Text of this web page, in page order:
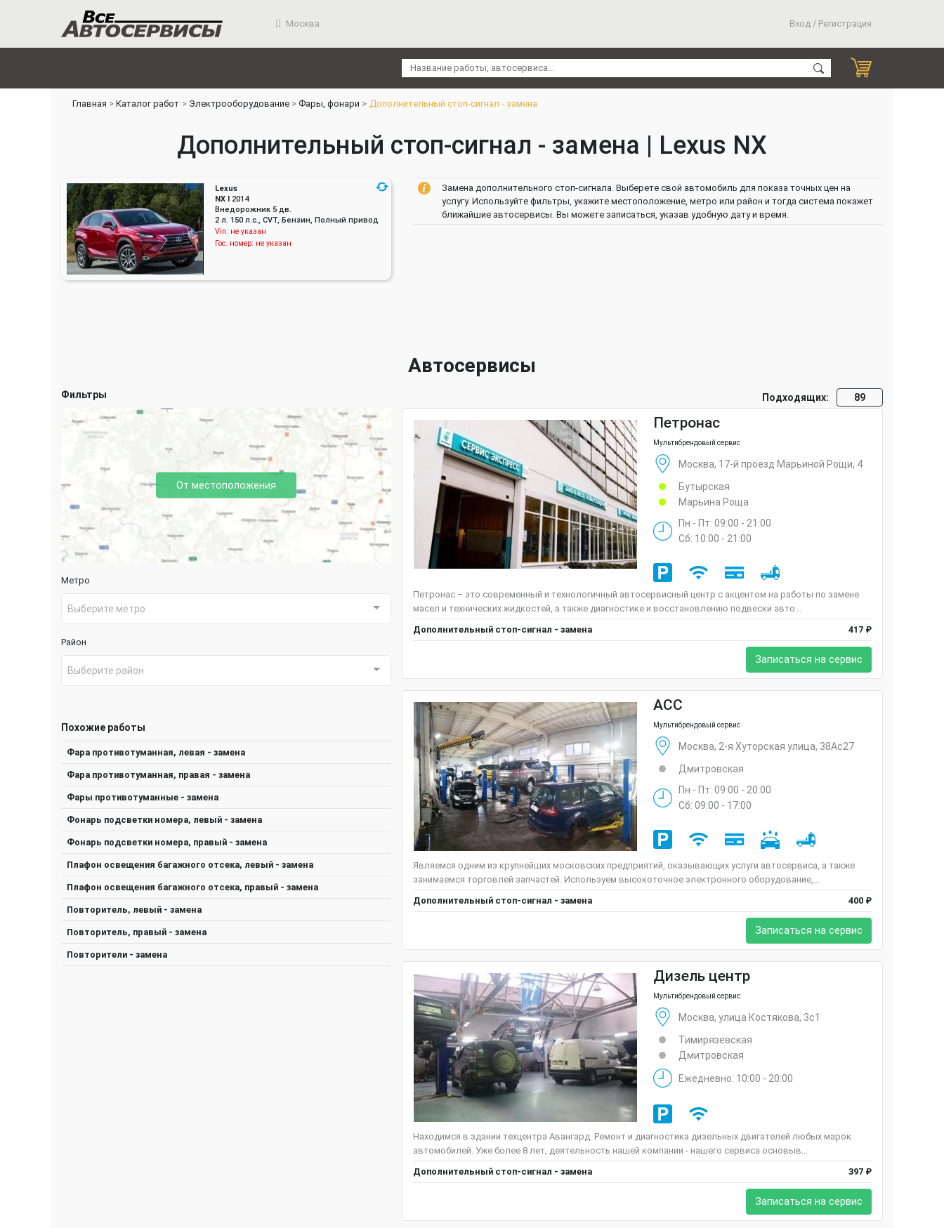
Москва Вход / Регистрация
Главная Каталог работ Электрооборудование Фары, фонари Дополнительный стоп-сигнал - замена
Дополнительный стоп-сигнал - замена | Lexus NX
Lexus
NX I 2014
Внедорожник 5 дв.
2 л. 150 л.с., CVT, Бензин, Полный привод
Vin: не указан
Гос. номер: не указан
Замена дополнительного стоп-сигнала. Выберете свой автомобиль для показа точных цен на
услугу. Используйте фильтры, укажите местоположение, метро или район и тогда система покажет
ближайшие автосервисы. Вы можете записаться, указав удобную дату и время.
Автосервисы
Фильтры
От местоположения
Метро
Выберите метро
Район
Выберите район
Похожие работы
Фара противотуманная, левая - замена
Фара противотуманная, правая - замена
Фары противотуманные - замена
Фонарь подсветки номера, левый - замена
Фонарь подсветки номера, правый - замена
Плафон освещения багажного отсека, левый - замена
Плафон освещения багажного отсека, правый - замена
Повторитель, левый - замена
Повторитель, правый - замена
Повторители - замена
Подходящих: 89
Петронас
Мультибрендовый сервис
Москва, 17-й проезд Марьиной Рощи, 4
Бутырская
Марьина Роща
Пн - Пт: 09:00 - 21:00
Сб: 10:00 - 21:00
Петронас – это современный и технологичный автосервисный центр с акцентом на работы по замене
масел и технических жидкостей, а также диагностике и восстановлению подвески авто...
Дополнительный стоп-сигнал - замена
417 ₽
Записаться на сервис
ACC
Мультибрендовый сервис
Москва, 2-я Хуторская улица, 38Ас27
Дмитровская
Пн - Пт: 09:00 - 20:00
Сб: 09:00 - 17:00
Являемся одним из крупнейших московских предприятий, оказывающих услуги автосервиса, а также
занимаемся торговлей запчастей. Используем высокоточное электронного оборудование,...
Дополнительный стоп-сигнал - замена
400 ₽
Записаться на сервис
Дизель центр
Мультибрендовый сервис
Москва, улица Костякова, 3с1
Тимирязевская
Дмитровская
Ежедневно: 10:00 - 20:00
Находимся в здании техцентра Авангард. Ремонт и диагностика дизельных двигателей любых марок
автомобилей. Уже более 8 лет, деятельность нашей компании - нашего сервиса основыв...
Дополнительный стоп-сигнал - замена
397 ₽
Записаться на сервис